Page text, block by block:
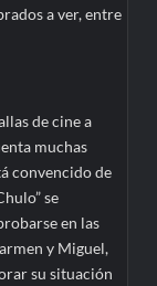
a ver, entre
de cine a
muchas
convencido de
se
en las
y Miguel,
su situación